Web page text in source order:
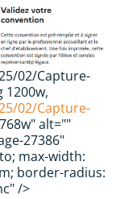
02/Capture-
1200w,
02/Capture-
768w" alt=""
27386"
max-width:
border-radius:
/>